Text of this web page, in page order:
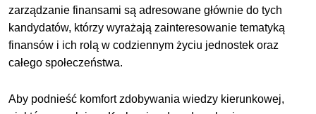
zarządzanie finansami są adresowane głównie do tych
kandydatów, którzy wyrażają zainteresowanie tematyką
finansów i ich rolą w codziennym życiu jednostek oraz
całego społeczeństwa.
Aby podnieść komfort zdobywania wiedzy kierunkowej,